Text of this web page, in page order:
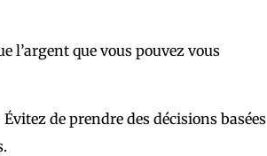
l’argent que vous pouvez vous
de prendre des décisions basées